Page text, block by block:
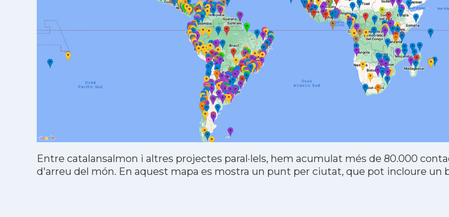
Entre catalansalmon i altres projectes paral·lels, hem acumulat més de 80.000
d'arreu del món. En aquest mapa es mostra un punt per ciutat, que pot incloure un